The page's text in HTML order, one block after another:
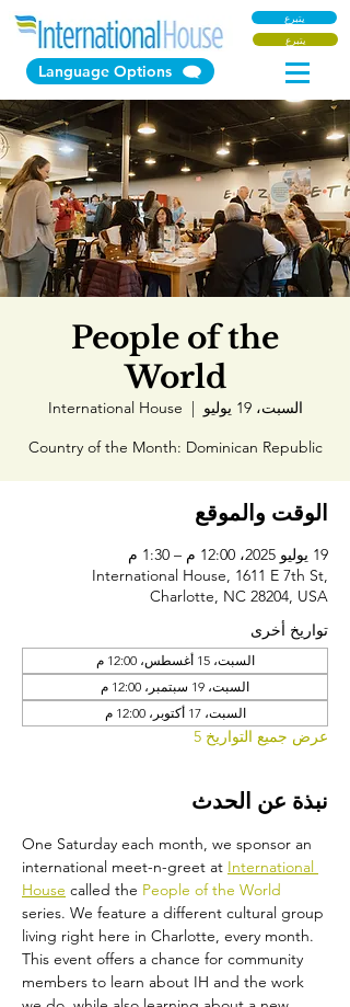
Language Options
يتبرع
يتبرع
People of the
World
السبت، 19 يوليو
  |
International House
Country of the Month: Dominican Republic
الوقت والموقع
19 يوليو 2025، 12:00 م – 1:30 م
International House, 1611 E 7th St,
Charlotte, NC 28204, USA
تواريخ أخرى
السبت، 15 أغسطس، 12:00 م
السبت، 19 سبتمبر، 12:00 م
السبت، 17 أكتوبر، 12:00 م
عرض جميع التواريخ 5
نبذة عن الحدث
One Saturday each month, we sponsor an
international meet-n-greet at International
House called the People of the World
series. We feature a different cultural group
living right here in Charlotte, every month.
This event offers a chance for community
members to learn about IH and the work